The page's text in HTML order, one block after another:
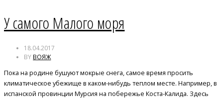
У самого Малого моря
18.04.2017
BYВОЯЖ
Пока на родине бушуют мокрые снега, самое время просить
климатическое убежище в каком-нибудь теплом месте. Например, в
испанской провинции Мурсия на побережье Коста-Калида. Здесь